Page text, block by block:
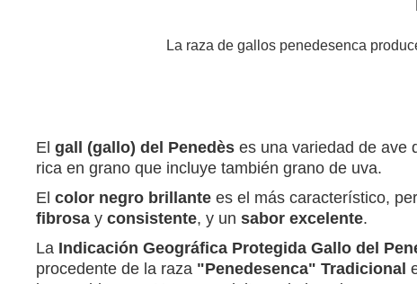
La raza de gallos penedesenca
El gall (gallo) del Penedès es una variedad de ave
rica en grano que incluye también grano de uva.
El color negro brillante es el más característico,
fibrosa y consistente, y un sabor excelente.
La Indicación Geográfica Protegida Gallo del
procedente de la raza "Penedesenca" Tradicional